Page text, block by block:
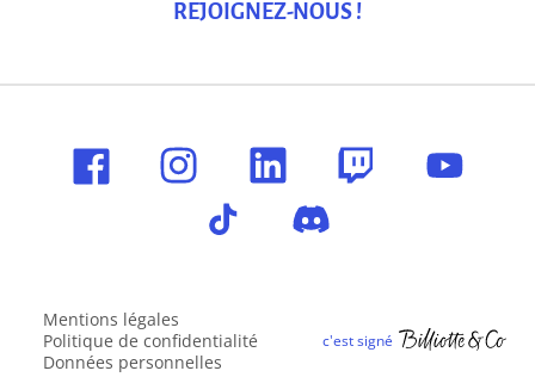
REJOIGNEZ-NOUS !
Mentions légales
Politique de confidentialité
Données personnelles